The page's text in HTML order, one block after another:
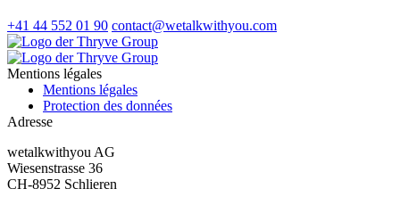
+41 44 552 01 90 contact@wetalkwithyou.com
Mentions légales
Mentions légales
Protection des données
Adresse
wetalkwithyou AG
Wiesenstrasse 36
CH-8952 Schlieren